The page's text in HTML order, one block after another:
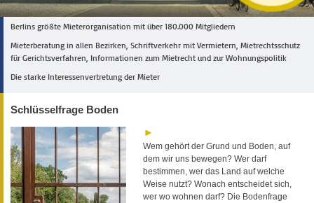
Berlins größte Mieterorganisation mit über 180.000 Mitgliedern
Mieterberatung in allen Bezirken, Schriftverkehr mit Vermietern, Mietrechtsschutz
für Gerichtsverfahren, Informationen zum Mietrecht und zur Wohnungspolitik
Die starke Interessenvertretung der Mieter
Schlüsselfrage Boden
Wem gehört der Grund und Boden, auf
dem wir uns bewegen? Wer darf
bestimmen, wer das Land auf welche
Weise nutzt? Wonach entscheidet sich,
wer wo wohnen darf? Die Bodenfrage